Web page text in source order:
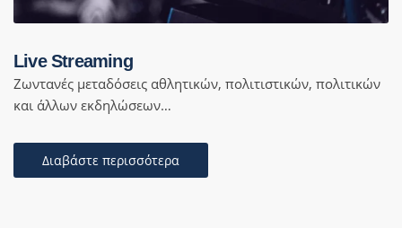
Live Streaming
Ζωντανές μεταδόσεις αθλητικών, πολιτιστικών, πολιτικών
και άλλων εκδηλώσεων…
Διαβάστε περισσότερα